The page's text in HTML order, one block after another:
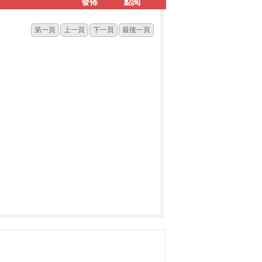
第一頁 上一頁 下一頁 最後一頁